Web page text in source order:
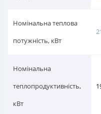
Номінальна теплова
потужність, кВт
Номінальна
теплопродуктивність,
кВт